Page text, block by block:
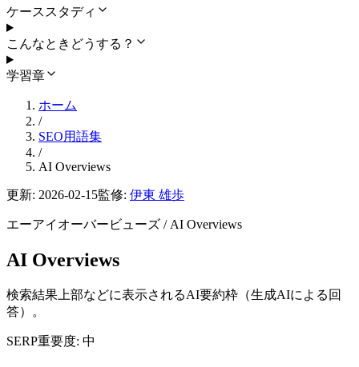
ケーススタディ
こんなときどうする？
学習章
ホーム
/
SEO用語集
/
AI Overviews
更新: 2026-02-15監修: 伊東 雄歩
エーアイオーバービューズ / AI Overviews
AI Overviews
検索結果上部などに表示されるAI要約枠（生成AIによる回
答）。
SERP重要度: 中